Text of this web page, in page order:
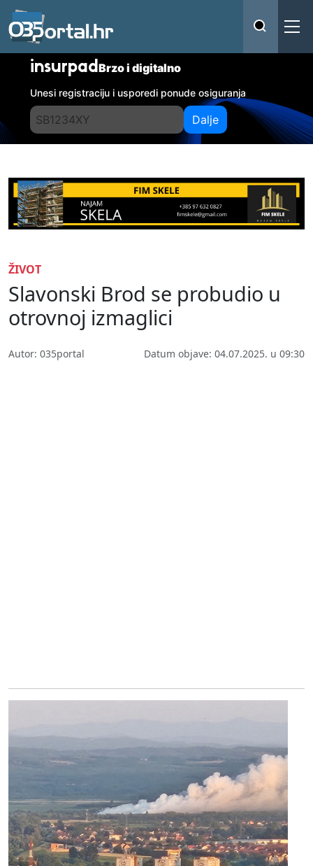
insurpadBrzo i digitalno
Unesi registraciju i usporedi ponude osiguranja
Dalje
ŽIVOT
Slavonski Brod se probudio u
otrovnoj izmaglici
Autor: 035portal Datum objave: 04.07.2025. u 09:30